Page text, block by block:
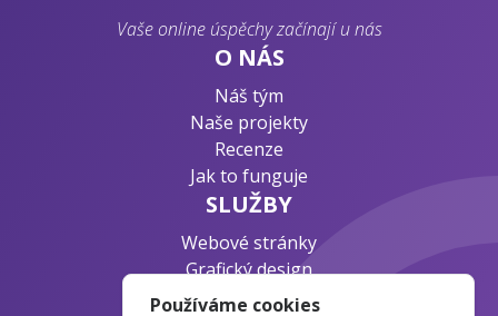
Vaše online úspěchy začínají u nás
O NÁS
Náš tým
Naše projekty
Recenze
Jak to funguje
SLUŽBY
Webové stránky
Grafický design
Byznys konzultace
Používáme cookies